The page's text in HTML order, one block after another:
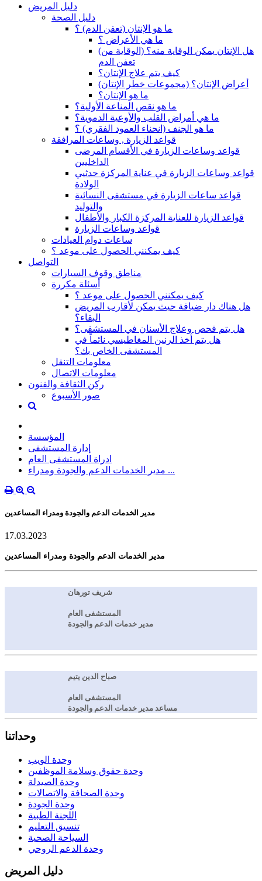
دليل المريض
دليل الصحة
ما هو الإنتان (تعفن الدم) ؟
ما هي الأعراض ؟
(هل الإنتان يمكن الوقاية منه؟ (الوقاية من
تعفن الدم
كيف يتم علاج الإنتان؟
(أعراض الإنتان؟ (مجموعات خطر الإنتان
ما هو الإنتان؟
ما هو نقص المناعة الأولية؟
ما هي أمراض القلب والأوعية الدموية؟
ما هو الجنف (انحناء العمود الفقري) ؟
قواعد الزيارة , وساعات المرافقة
قواعد وساعات الزيارة في الأقسام المرضى
الداخليين
قواعد وساعات الزيارة في عناية المركزة حدثيي
الولادة
قواعد ساعات الزيارة في مستشفى النسائية
والتوليد
قواعد الزيارة للعناية المركزة الكبار والأطفال
قواعد وساعات الزيارة
ساعات دوام العيادات
كيف يمكنني الحصول على موعد ؟
التواصل
مناطق وقوف السيارات
أسئلة مكررة
كيف يمكنني الحصول على موعد ؟
هل هناك دار ضيافة حيث يمكن لأقارب المريض
البقاء؟
هل يتم فحص وعلاج الأسنان في المستشفى؟
هل يتم أخذ الرنين المغاطيسي نائماً في
المستشفى الخاص بك؟
معلومات التنقل
معلومات الاتصال
ركن الثقافة والفنون
صور الأسبوع
المؤسسة
إدارة المستشفى
ادراة المستشفى العام
مدير الخدمات الدعم والجودة ومدراء ...
مدير الخدمات الدعم والجودة ومدراء المساعدين
17.03.2023
مدير الخدمات الدعم والجودة ومدراء المساعدين
شريف تورهان
المستشفى العام
مدير خدمات الدعم والجودة
صباح الدين يتيم
المستشفى العام
مساعد مدير خدمات الدعم والجودة
وحداتنا
وحدة الويب
وحدة حقوق وسلامة الموظفين
وحدة الصيدلة
وحدة الصحافة والاتصالات
وحدة الجودة
اللجنة الطبية
تنسيق التعليم
السياحة الصحية
وحدة الدعم الروحي
دليل المريض